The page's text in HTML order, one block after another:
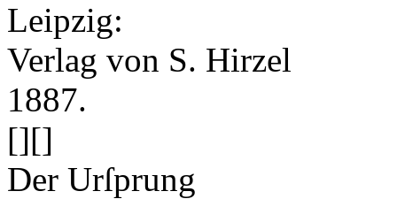
Leipzig:
Verlag von S. Hirzel
1887.
[][]
Der Urſprung